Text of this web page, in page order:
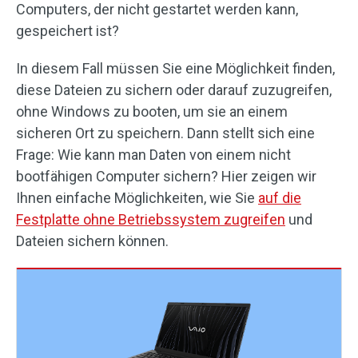
Computers, der nicht gestartet werden kann,
gespeichert ist?
In diesem Fall müssen Sie eine Möglichkeit finden,
diese Dateien zu sichern oder darauf zuzugreifen,
ohne Windows zu booten, um sie an einem
sicheren Ort zu speichern. Dann stellt sich eine
Frage: Wie kann man Daten von einem nicht
bootfähigen Computer sichern? Hier zeigen wir
Ihnen einfache Möglichkeiten, wie Sie auf die
Festplatte ohne Betriebssystem zugreifen und
Dateien sichern können.